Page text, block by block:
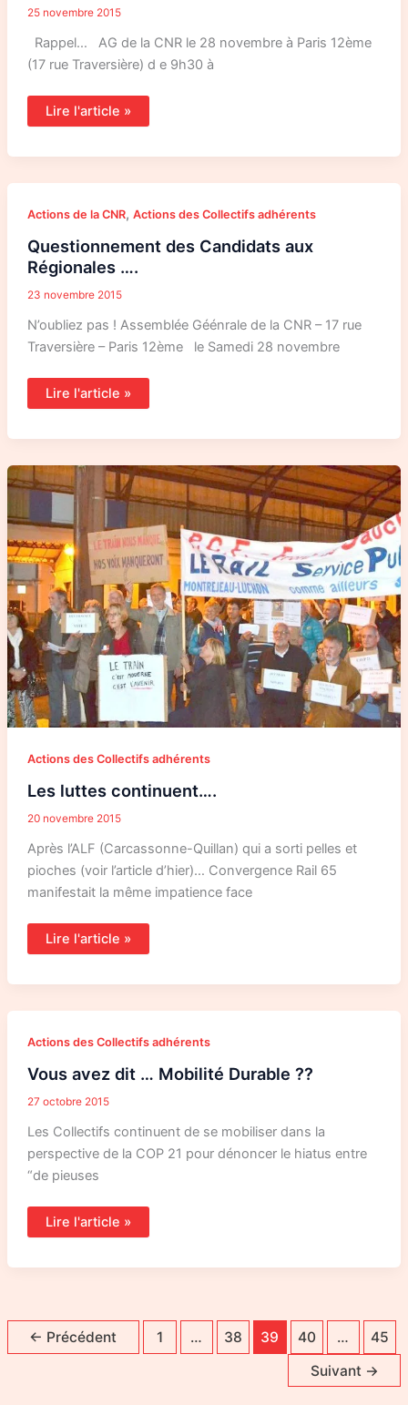
25 novembre 2015
Rappel… AG de la CNR le 28 novembre à Paris 12ème
(17 rue Traversière) d e 9h30 à
Lire l'article »
Actions de la CNR, Actions des Collectifs adhérents
Questionnement des Candidats aux
Régionales ….
23 novembre 2015
N’oubliez pas ! Assemblée Géénrale de la CNR – 17 rue
Traversière – Paris 12ème le Samedi 28 novembre
Questionnement
des
aux
Régionales
….
Lire l'article »
Actions des Collectifs adhérents
Les luttes continuent….
20 novembre 2015
Après l’ALF (Carcassonne-Quillan) qui a sorti pelles et
pioches (voir l’article d’hier)… Convergence Rail 65
manifestait la même impatience face
Les
luttes
continuent….
Lire l'article »
Actions des Collectifs adhérents
Vous avez dit … Mobilité Durable ??
27 octobre 2015
Les Collectifs continuent de se mobiliser dans la
perspective de la COP 21 pour dénoncer le hiatus entre
“de pieuses
Vous
avez
…
Durable
Lire l'article »
← Précédent 1 … 38 39 40 …
45
Suivant →